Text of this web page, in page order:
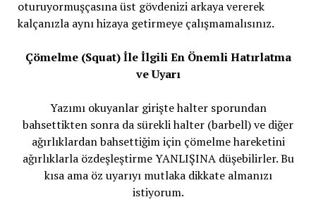
oturuyormuşçasına üst gövdenizi arkaya vererek
kalçanızla aynı hizaya getirmeye çalışmamalısınız.
Çömelme (Squat) İle İlgili En Önemli Hatırlatma
ve Uyarı
Yazımı okuyanlar girişte halter sporundan
bahsettikten sonra da sürekli halter (barbell) ve diğer
ağırlıklardan bahsettiğim için çömelme hareketini
ağırlıklarla özdeşleştirme YANLIŞINA düşebilirler. Bu
kısa ama öz uyarıyı mutlaka dikkate almanızı
istiyorum.